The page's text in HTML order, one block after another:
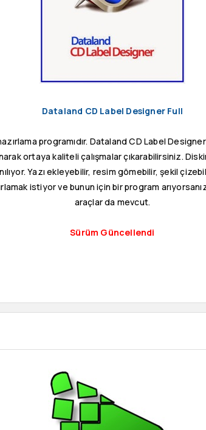
Dataland CD Label Designer Full
programıdır. Dataland CD Label
ortaya kaliteli çalışmalar çıkarabilirsiniz.
Yazı ekleyebilir, resim gömebilir, şekil
istiyor ve bunun için bir program
araçlar da mevcut.
Sürüm Güncellendi